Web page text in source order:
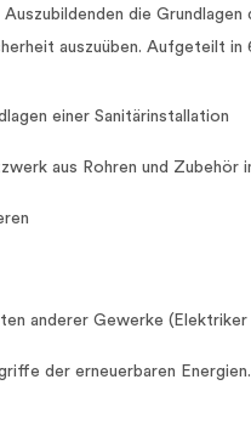
die
auszuüben. Aufgeteilt
einer Sanitärinstallation
aus Rohren und Zubehör
anderer Gewerke
der erneuerbaren Energien.